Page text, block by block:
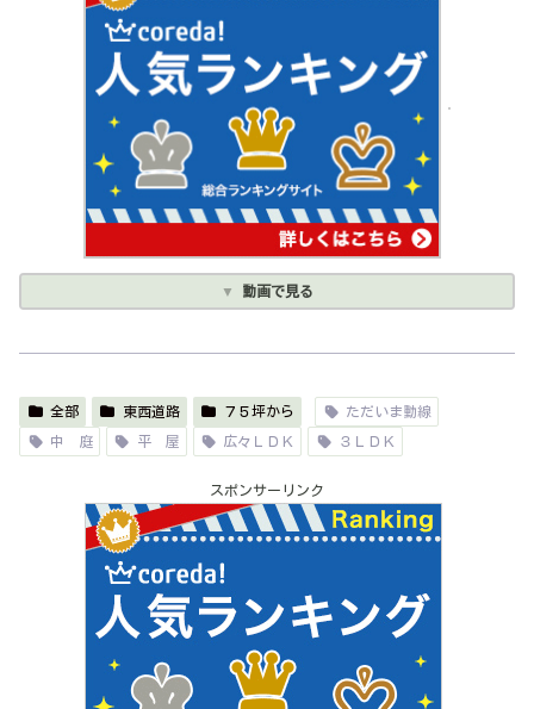
動画で見る
全部 東西道路 ７５坪から ただいま動線
中 庭 平 屋 広々ＬＤＫ ３ＬＤＫ
スポンサーリンク